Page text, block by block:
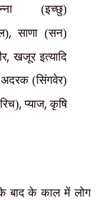
(इच्छु)
,साणा (सन)
,खजूर इत्यादि
(सिंगवेर)
,प्याज,कृषि
के बाद के काल में लोग